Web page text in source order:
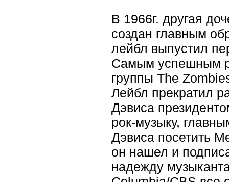
В 1966г. другая
создан главным
лейбл выпустил
Самым успешным
группы The
Лейбл прекратил
Дэвиса
рок-музыку,
Дэвиса посетить
он нашел и
надежду